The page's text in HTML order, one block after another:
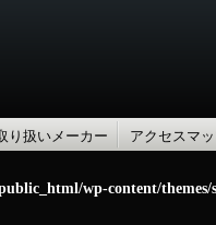
り扱いメーカー アクセスマ
wp-content/